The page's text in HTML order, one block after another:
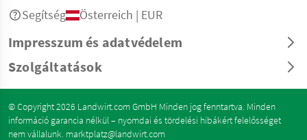
Impresszum és adatvédelem
Szolgáltatások
Segítség Österreich | EUR
© Copyright 2026 Landwirt.com GmbH Minden jog fenntartva. Minden
információ garancia nélkül – nyomdai és tördelési hibákért felelősséget
nem vállalunk. marktplatz@landwirt.com